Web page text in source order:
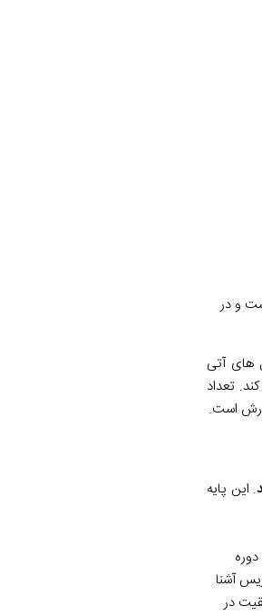
و در
های آتی
تعداد
است.
. این پایه
آشنا
در